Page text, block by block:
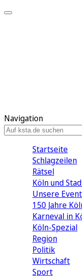
Navigation
Startseite
Schlagzeilen
Rätsel
Köln und
Unsere
150 Jahre
Karneval in
Köln-Spezial
Region
Politik
Wirtschaft
Sport